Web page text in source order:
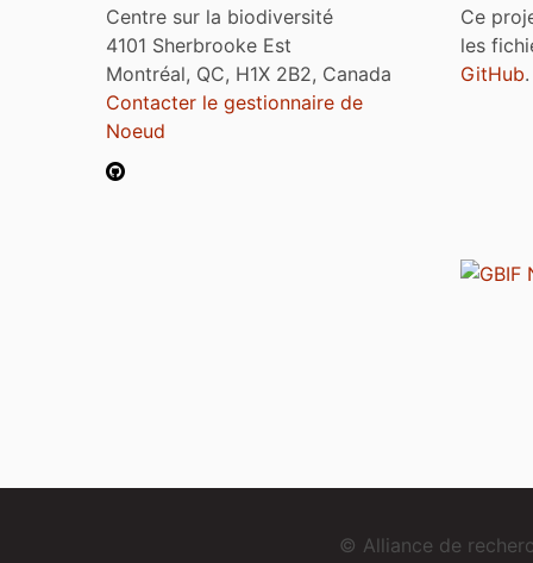
Centre sur la biodiversité
4101 Sherbrooke Est
Montréal, QC, H1X 2B2, Canada
Contacter le gestionnaire de
Noeud
Ce
les
GitHub.
© Alliance de